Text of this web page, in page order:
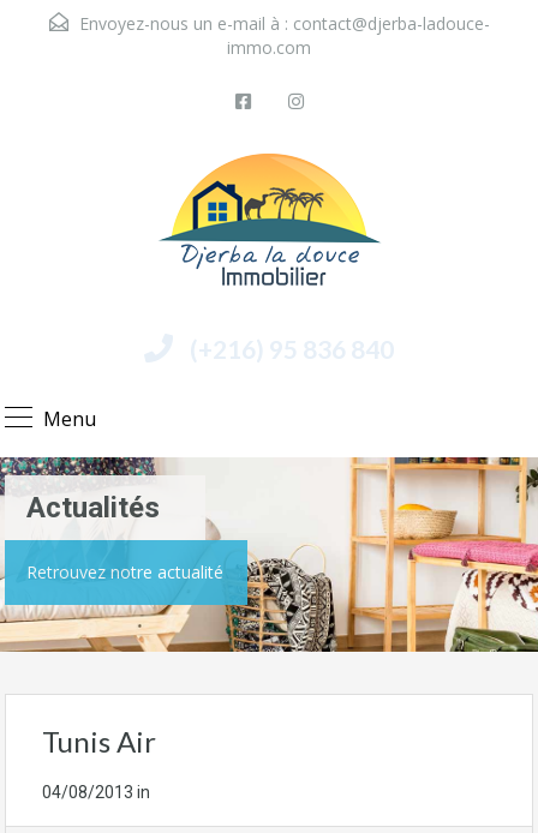
Envoyez-nous un e-mail à : contact@djerba-ladouce-
immo.com
(+216) 95 836 840
Menu
Actualités
Retrouvez notre actualité
Tunis Air
04/08/2013 in